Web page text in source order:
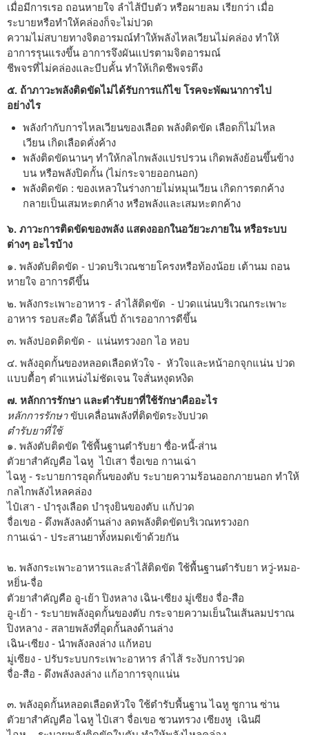
เมื่อมีการเรอ ถอนหายใจ ลำไส้บีบตัว หรือผายลม เรียกว่า เมื่อ
ระบายหรือทำให้คล่องก็จะไม่ปวด
ความไม่สบายทางจิตอารมณ์ทำให้พลังไหลเวียนไม่คล่อง ทำให้
อาการรุนแรงขึ้น อาการจึงผันแปรตามจิตอารมณ์
ชีพจรที่ไม่คล่องและบีบคั้น ทำให้เกิดชีพจรตึง
๕. ถ้าภาวะพลังติดขัดไม่ได้รับการแก้ไข โรคจะพัฒนาการไป
อย่างไร
พลังกำกับการไหลเวียนของเลือด พลังติดขัด เลือดก็ไม่ไหล
เวียน เกิดเลือดคั่งค้าง
พลังติดขัดนานๆ ทำให้กลไกพลังแปรปรวน เกิดพลังย้อนขึ้นข้าง
บน หรือพลังปิดกั้น (ไม่กระจายออกนอก)
พลังติดขัด : ของเหลวในร่างกายไม่หมุนเวียน เกิดการตกค้าง
กลายเป็นเสมหะตกค้าง หรือพลังและเสมหะตกค้าง
๖. ภาวะการติดขัดของพลัง แสดงออกในอวัยวะภายใน หรือระบบ
ต่างๆ อะไรบ้าง
๑. พลังตับติดขัด - ปวดบริเวณชายโครงหรือท้องน้อย เต้านม ถอน
หายใจ อาการดีขึ้น
๒. พลังกระเพาะอาหาร - ลำไส้ติดขัด - ปวดแน่นบริเวณกระเพาะ
อาหาร รอบสะดือ ใต้ลิ้นปี่ ถ้าเรออาการดีขึ้น
๓. พลังปอดติดขัด - แน่นทรวงอก ไอ หอบ
๔. พลังอุดกั้นของหลอดเลือดหัวใจ - หัวใจและหน้าอกจุกแน่น ปวด
แบบตื้อๆ ตำแหน่งไม่ชัดเจน ใจสั่นหงุดหงิด
๗. หลักการรักษา และตำรับยาที่ใช้รักษาคืออะไร
หลักการรักษาขับเคลื่อนพลังที่ติดขัดระงับปวด
ตำรับยาที่ใช้
๑. พลังตับติดขัด ใช้พื้นฐานตำรับยา ซื่อ-หนี้-ส่าน
ตัวยาสำคัญคือ ไฉหู ไป๋เสา จื่อเขอ กานเฉ่า
ไฉหู - ระบายการอุดกั้นของตับ ระบายความร้อนออกภายนอก ทำให้
กลไกพลังไหลคล่อง
ไป๋เสา - บำรุงเลือด บำรุงยินของตับ แก้ปวด
จื่อเขอ - ดึงพลังลงด้านล่าง ลดพลังติดขัดบริเวณทรวงอก
กานเฉ่า - ประสานยาทั้งหมดเข้าด้วยกัน
๒. พลังกระเพาะอาหารและลำไส้ติดขัด ใช้พื้นฐานตำรับยา หวู่-หมอ-
หยิ่น-จื่อ
ตัวยาสำคัญคือ อู-เย้า ปิงหลาง เฉิน-เซียง มู่เซียง จื่อ-สือ
อู-เย้า - ระบายพลังอุดกั้นของตับ กระจายความเย็นในเส้นลมปราณ
ปิงหลาง - สลายพลังที่อุดกั้นลงด้านล่าง
เฉิน-เซียง - นำพลังลงล่าง แก้หอบ
มู่เซียง - ปรับระบบกระเพาะอาหาร ลำไส้ ระงับการปวด
จื่อ-สือ - ดึงพลังลงล่าง แก้อาการจุกแน่น
๓. พลังอุดกั้นหลอดเลือดหัวใจ ใช้ตำรับพื้นฐาน ไฉหู ซูกาน ซ่าน
ตัวยาสำคัญคือ ไฉหู ไป๋เสา จื่อเขอ ชวนทรวง เซียงหู เฉินผี